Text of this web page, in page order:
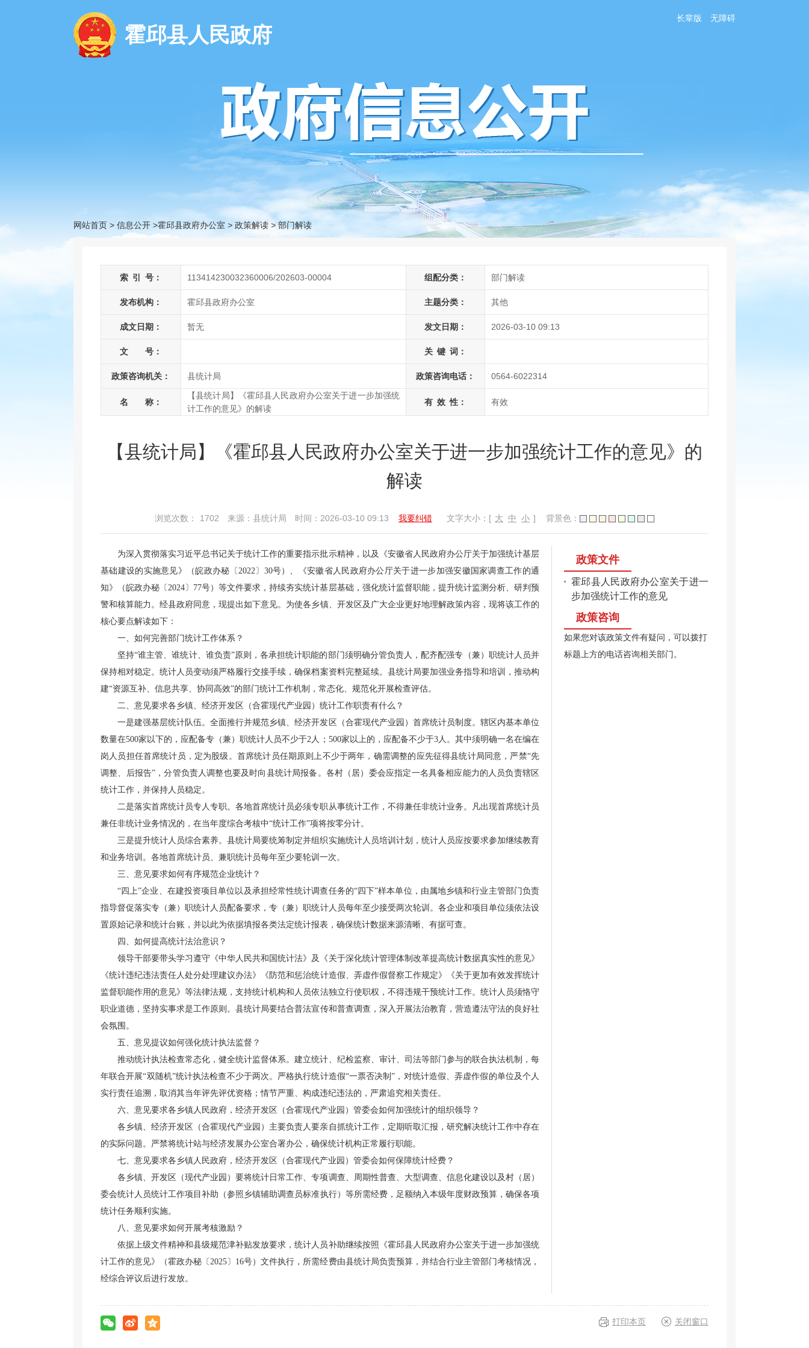
霍邱县人民政府
长辈版 无障碍
网站首页 > 信息公开 >霍邱县政府办公室 > 政策解读 > 部门解读
索 引 号： 113414230032360006/202603-00004 组配分类： 部门解读
发布机构： 霍邱县政府办公室 主题分类： 其他
成文日期： 暂无 发文日期： 2026-03-10 09:13
文 号： 关 键 词：
政策咨询机关： 县统计局 政策咨询电话： 0564-6022314
名 称：
【县统计局】《霍邱县人民政府办公室关于进一步加强统
计工作的意见》的解读
有 效 性： 有效
【县统计局】《霍邱县人民政府办公室关于进一步加强统计工作的意见》的
解读
浏览次数： 1702 来源：县统计局 时间：2026-03-10 09:13 我要纠错 文字大小：[ 大 中 小 ] 背景色：
为深入贯彻落实习近平总书记关于统计工作的重要指示批示精神，以及《安徽省人民政府办公厅关于加强统计基层
基础建设的实施意见》（皖政办秘〔2022〕30号）、《安徽省人民政府办公厅关于进一步加强安徽国家调查工作的通
知》（皖政办秘〔2024〕77号）等文件要求，持续夯实统计基层基础，强化统计监督职能，提升统计监测分析、研判预
警和核算能力。经县政府同意，现提出如下意见。为使各乡镇、开发区及广大企业更好地理解政策内容，现将该工作的
核心要点解读如下：
一、如何完善部门统计工作体系？
坚持“谁主管、谁统计、谁负责”原则，各承担统计职能的部门须明确分管负责人，配齐配强专（兼）职统计人员并
保持相对稳定。统计人员变动须严格履行交接手续，确保档案资料完整延续。县统计局要加强业务指导和培训，推动构
建“资源互补、信息共享、协同高效”的部门统计工作机制，常态化、规范化开展检查评估。
二、意见要求各乡镇、经济开发区（合霍现代产业园）统计工作职责有什么？
一是建强基层统计队伍。全面推行并规范乡镇、经济开发区（合霍现代产业园）首席统计员制度。辖区内基本单位
数量在500家以下的，应配备专（兼）职统计人员不少于2人；500家以上的，应配备不少于3人。其中须明确一名在编在
岗人员担任首席统计员，定为股级。首席统计员任期原则上不少于两年，确需调整的应先征得县统计局同意，严禁“先
调整、后报告”，分管负责人调整也要及时向县统计局报备。各村（居）委会应指定一名具备相应能力的人员负责辖区
统计工作，并保持人员稳定。
二是落实首席统计员专人专职。各地首席统计员必须专职从事统计工作，不得兼任非统计业务。凡出现首席统计员
兼任非统计业务情况的，在当年度综合考核中“统计工作”项将按零分计。
三是提升统计人员综合素养。县统计局要统筹制定并组织实施统计人员培训计划，统计人员应按要求参加继续教育
和业务培训。各地首席统计员、兼职统计员每年至少要轮训一次。
三、意见要求如何有序规范企业统计？
“四上”企业、在建投资项目单位以及承担经常性统计调查任务的“四下”样本单位，由属地乡镇和行业主管部门负责
指导督促落实专（兼）职统计人员配备要求，专（兼）职统计人员每年至少接受两次轮训。各企业和项目单位须依法设
置原始记录和统计台账，并以此为依据填报各类法定统计报表，确保统计数据来源清晰、有据可查。
四、如何提高统计法治意识？
领导干部要带头学习遵守《中华人民共和国统计法》及《关于深化统计管理体制改革提高统计数据真实性的意见》
《统计违纪违法责任人处分处理建议办法》《防范和惩治统计造假、弄虚作假督察工作规定》《关于更加有效发挥统计
监督职能作用的意见》等法律法规，支持统计机构和人员依法独立行使职权，不得违规干预统计工作。统计人员须恪守
职业道德，坚持实事求是工作原则。县统计局要结合普法宣传和普查调查，深入开展法治教育，营造遵法守法的良好社
会氛围。
五、意见提议如何强化统计执法监督？
推动统计执法检查常态化，健全统计监督体系。建立统计、纪检监察、审计、司法等部门参与的联合执法机制，每
年联合开展“双随机”统计执法检查不少于两次。严格执行统计造假“一票否决制”，对统计造假、弄虚作假的单位及个人
实行责任追溯，取消其当年评先评优资格；情节严重、构成违纪违法的，严肃追究相关责任。
六、意见要求各乡镇人民政府，经济开发区（合霍现代产业园）管委会如何加强统计的组织领导？
各乡镇、经济开发区（合霍现代产业园）主要负责人要亲自抓统计工作，定期听取汇报，研究解决统计工作中存在
的实际问题。严禁将统计站与经济发展办公室合署办公，确保统计机构正常履行职能。
七、意见要求各乡镇人民政府，经济开发区（合霍现代产业园）管委会如何保障统计经费？
各乡镇、开发区（现代产业园）要将统计日常工作、专项调查、周期性普查、大型调查、信息化建设以及村（居）
委会统计人员统计工作项目补助（参照乡镇辅助调查员标准执行）等所需经费，足额纳入本级年度财政预算，确保各项
统计任务顺利实施。
八、意见要求如何开展考核激励？
依据上级文件精神和县级规范津补贴发放要求，统计人员补助继续按照《霍邱县人民政府办公室关于进一步加强统
计工作的意见》（霍政办秘〔2025〕16号）文件执行，所需经费由县统计局负责预算，并结合行业主管部门考核情况，
经综合评议后进行发放。
政策文件
霍邱县人民政府办公室关于进一
步加强统计工作的意见
政策咨询
如果您对该政策文件有疑问，可以拨打
标题上方的电话咨询相关部门。
打印本页 关闭窗口